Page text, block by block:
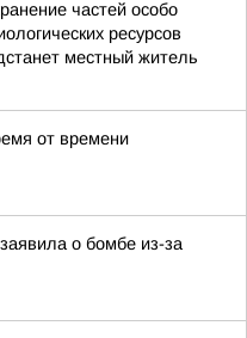
частей особо
ресурсов
местный житель
от времени
о бомбе из-за